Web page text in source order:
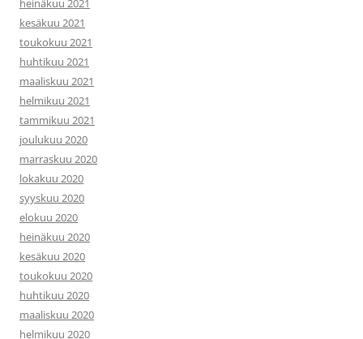
heinäkuu 2021
kesäkuu 2021
toukokuu 2021
huhtikuu 2021
maaliskuu 2021
helmikuu 2021
tammikuu 2021
joulukuu 2020
marraskuu 2020
lokakuu 2020
syyskuu 2020
elokuu 2020
heinäkuu 2020
kesäkuu 2020
toukokuu 2020
huhtikuu 2020
maaliskuu 2020
helmikuu 2020